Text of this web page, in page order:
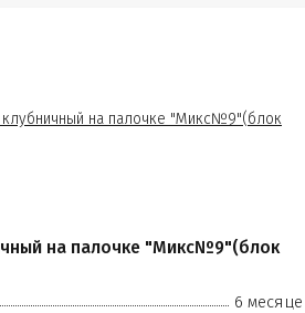
на палочке "Микс№9"(блок
6